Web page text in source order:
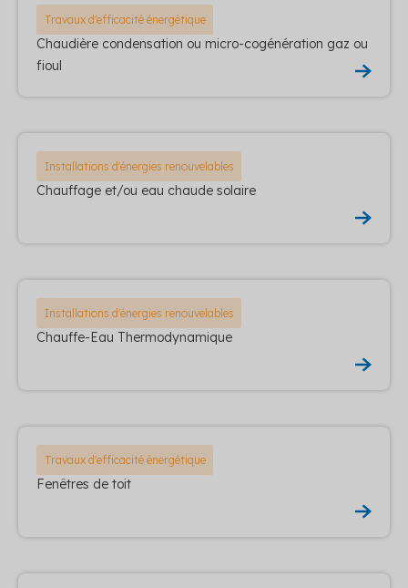
Travaux d'efficacité énergétique
Chaudière condensation ou micro-cogénération gaz ou
fioul
Installations d'énergies renouvelables
Chauffage et/ou eau chaude solaire
Installations d'énergies renouvelables
Chauffe-Eau Thermodynamique
Travaux d'efficacité énergétique
Fenêtres de toit